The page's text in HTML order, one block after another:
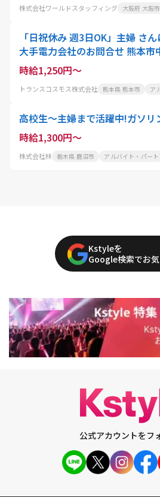
株式会社ワールドスタッフィング 大阪府 大阪市
「日祝休み 週3日OK」主婦 さ
大手電力会社のお問合せ 熊本市
時給1,250円～
トランスコスモス株式会社 熊本県 熊本市 ア
高校生～主婦まで活躍中!ガソリ
時給1,300円～
株式会社林 栃木県 鹿沼市 アルバイト・パート
Kstyleを
Google検索でお
公式アカウントをフ